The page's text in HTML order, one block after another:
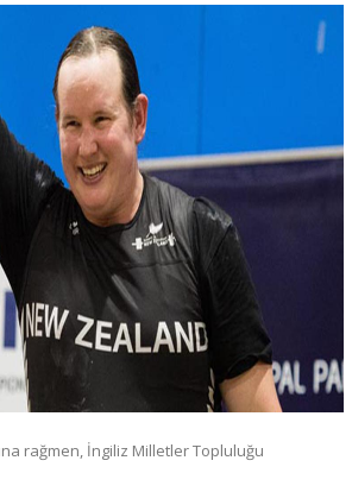
rağmen, İngiliz Milletler Topluluğu